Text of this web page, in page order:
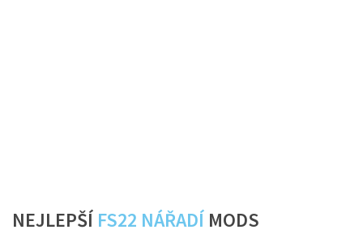
NEJLEPŠÍ FS22 NÁŘADÍ MODS